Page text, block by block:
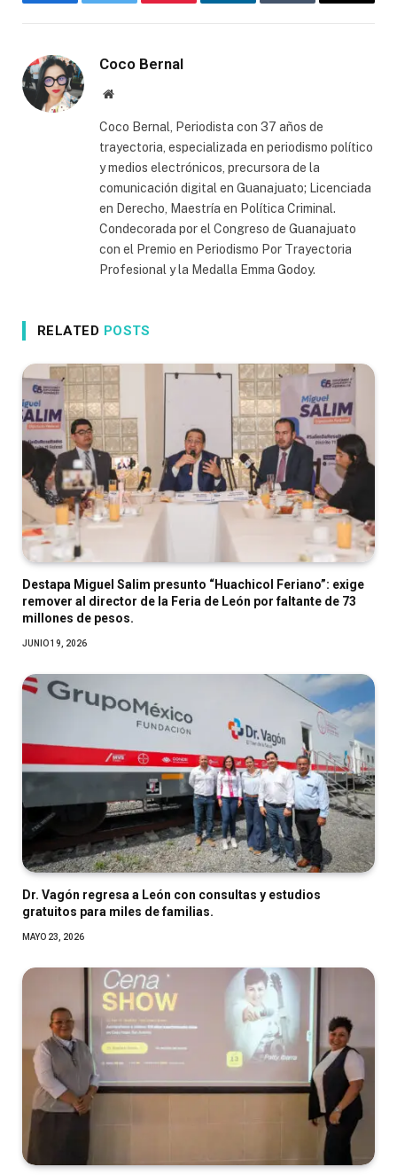
Coco Bernal
Website
Coco Bernal, Periodista con 37 años de
trayectoria, especializada en periodismo político
y medios electrónicos, precursora de la
comunicación digital en Guanajuato; Licenciada
en Derecho, Maestría en Política Criminal.
Condecorada por el Congreso de Guanajuato
con el Premio en Periodismo Por Trayectoria
Profesional y la Medalla Emma Godoy.
RELATED POSTS
Destapa Miguel Salim presunto “Huachicol Feriano”: exige
remover al director de la Feria de León por faltante de 73
millones de pesos.
JUNIO 19, 2026
Dr. Vagón regresa a León con consultas y estudios
gratuitos para miles de familias.
MAYO 23, 2026